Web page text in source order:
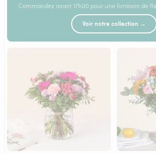
Commandez avant 17h00 pour une livraison de
Voir notre collection →